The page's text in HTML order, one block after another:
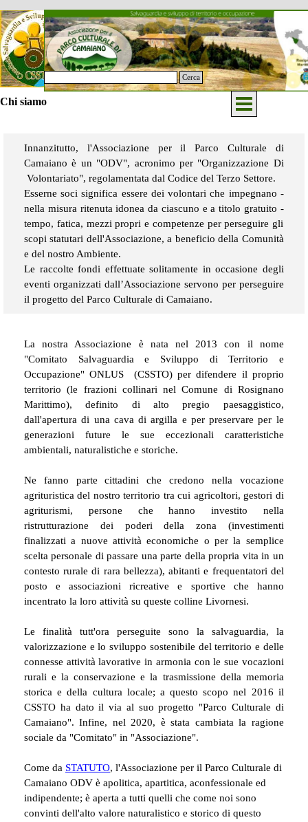
Cerca
Chi siamo
Innanzitutto, l'Associazione per il Parco Culturale di
Camaiano è un "ODV", acronimo per "Organizzazione Di
Volontariato", regolamentata dal Codice del Terzo Settore.
Esserne soci significa essere dei volontari che impegnano -
nella misura ritenuta idonea da ciascuno ea titolo gratuito -
tempo, fatica, mezzi propri e competenze per perseguire gli
scopi statutari dell'Associazione, a beneficio della Comunità
e del nostro Ambiente.
Le raccolte fondi effettuate solitamente in occasione degli
eventi organizzati dall’Associazione servono per perseguire
il progetto del Parco Culturale di Camaiano.
La nostra Associazione è nata nel 2013 con il nome
"Comitato Salvaguardia e Sviluppo di Territorio e
Occupazione" ONLUS (CSSTO) per difendere il proprio
territorio (le frazioni collinari nel Comune di Rosignano
Marittimo), definito di alto pregio paesaggistico,
dall'apertura di una cava di argilla e per preservare per le
generazioni future le sue eccezionali caratteristiche
ambientali, naturalistiche e storiche.
Ne fanno partecittadini che credono nella vocazione
agrituristica del nostro territorio tra cui agricoltori, gestori di
agriturismi, persone che hanno investito nella
ristrutturazione dei poderi della zona (investimenti
finalizzati a nuove attività economiche o per la semplice
scelta personale di passare una parte della propria vita in un
contesto rurale di rara bellezza), abitanti e frequentatori del
posto e associazioni ricreative e sportive che hanno
incentrato la loro attività su queste colline Livornesi.
Le finalità tutt'ora perseguite sono la salvaguardia, la
valorizzazione e lo sviluppo sostenibile del territorio e delle
connesse attività lavorative in armonia con le sue vocazioni
rurali e la conservazione e la trasmissione della memoria
storica e della cultura locale; a questo scopo nel 2016 il
CSSTO ha dato il via al suo progetto "Parco Culturale di
Camaiano". Infine, nel 2020, è stata cambiata la ragione
sociale da "Comitato" in "Associazione".
Come da STATUTO, l'Associazione per il Parco Culturale di
Camaiano ODV è apolitica, apartitica, aconfessionale ed
indipendente; è aperta a tutti quelli che come noi sono
convinti dell'alto valore naturalistico e storico di questo